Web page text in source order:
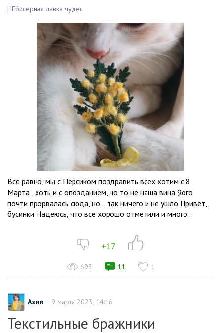
НЕбисерная лавка чудес
Всё равно, мы с Персиком поздравить всех хотим с 8
Марта , хоть и с опозданием, но то не наша вина 9ого
почти прорвалась сюда, но… так ничего и не ушло Привет,
бусинки Надеюсь, что все хорошо отметили и много...
+17
693 11 1
Азия 9 марта 2023, 14:16
Текстильные бражники